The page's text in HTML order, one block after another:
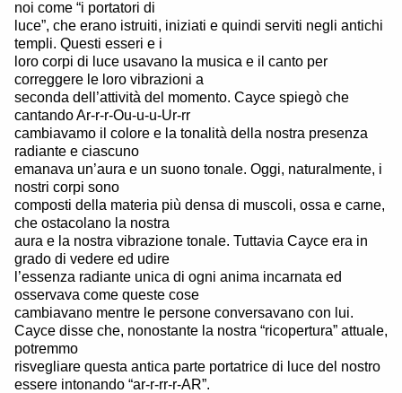
noi come “i portatori di
luce”, che erano istruiti, iniziati e quindi serviti negli antichi
templi. Questi esseri e i
loro corpi di luce usavano la musica e il canto per
correggere le loro vibrazioni a
seconda dell’attività del momento. Cayce spiegò che
cantando Ar-r-r-Ou-u-u-Ur-rr
cambiavamo il colore e la tonalità della nostra presenza
radiante e ciascuno
emanava un’aura e un suono tonale. Oggi, naturalmente, i
nostri corpi sono
composti della materia più densa di muscoli, ossa e carne,
che ostacolano la nostra
aura e la nostra vibrazione tonale. Tuttavia Cayce era in
grado di vedere ed udire
l’essenza radiante unica di ogni anima incarnata ed
osservava come queste cose
cambiavano mentre le persone conversavano con lui.
Cayce disse che, nonostante la nostra “ricopertura” attuale,
potremmo
risvegliare questa antica parte portatrice di luce del nostro
essere intonando “ar-r-rr-r-AR”.